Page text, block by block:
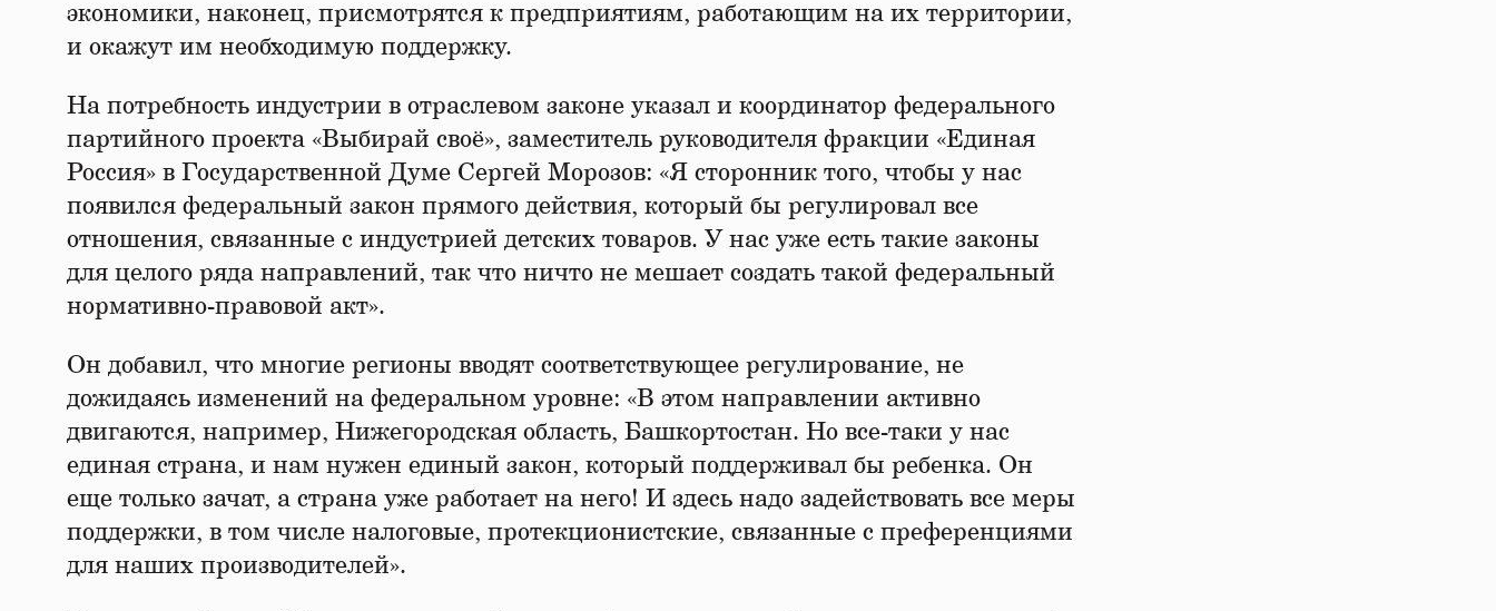
экономики, наконец, присмотрятся к предприятиям, работающим на их территории,
и окажут им необходимую поддержку.
На потребность индустрии в отраслевом законе указал и координатор федерального
партийного проекта «Выбирай своё», заместитель руководителя фракции «Единая
Россия» в Государственной Думе Сергей Морозов: «Я сторонник того, чтобы у нас
появился федеральный закон прямого действия, который бы регулировал все
отношения, связанные с индустрией детских товаров. У нас уже есть такие законы
для целого ряда направлений, так что ничто не мешает создать такой федеральный
нормативно-правовой акт».
Он добавил, что многие регионы вводят соответствующее регулирование, не
дожидаясь изменений на федеральном уровне: «В этом направлении активно
двигаются, например, Нижегородская область, Башкортостан. Но все-таки у нас
единая страна, и нам нужен единый закон, который поддерживал бы ребенка. Он
еще только зачат, а страна уже работает на него! И здесь надо задействовать все меры
поддержки, в том числе налоговые, протекционистские, связанные с преференциями
для наших производителей».